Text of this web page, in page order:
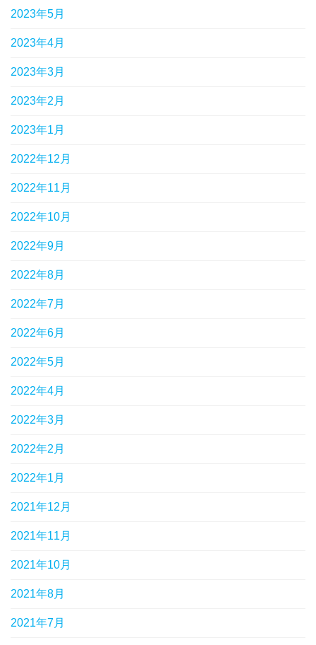
2023年5月
2023年4月
2023年3月
2023年2月
2023年1月
2022年12月
2022年11月
2022年10月
2022年9月
2022年8月
2022年7月
2022年6月
2022年5月
2022年4月
2022年3月
2022年2月
2022年1月
2021年12月
2021年11月
2021年10月
2021年8月
2021年7月